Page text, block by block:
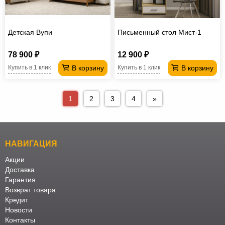
Детская Вупи
78 900 ₽
В корзину
Купить в 1 клик
Письменный стол Мист-1
12 900 ₽
В корзину
Купить в 1 клик
1 2 3 4 »
НАВИГАЦИЯ
Акции
Доставка
Гарантия
Возврат товара
Кредит
Новости
Контакты